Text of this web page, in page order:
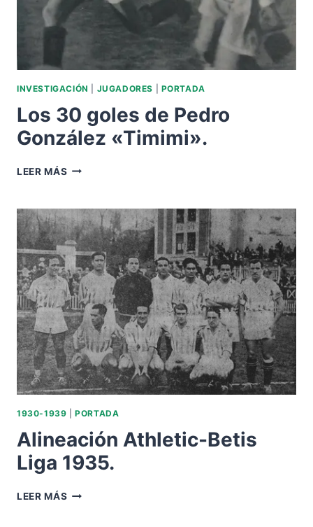
INVESTIGACIÓN JUGADORES PORTADA
Los 30 goles de Pedro
González «Timimi».
LEER MÁS LOS
DE
PEDRO
GONZÁLEZ
«TIMIMI».
1930-1939 |PORTADA
Alineación Athletic-Betis
Liga 1935.
LEER MÁS ALINEACIÓN